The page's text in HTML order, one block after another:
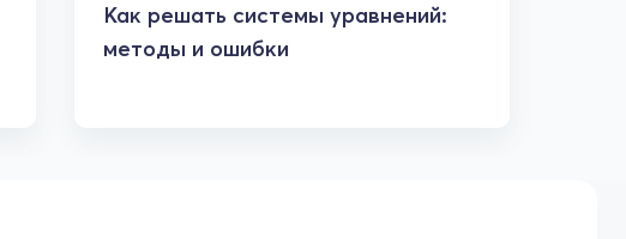
Как решать системы уравнений:
методы и ошибки